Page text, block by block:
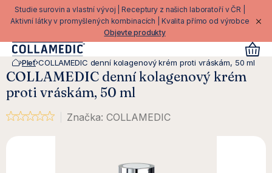
Přejít
na
Studie surovin a vlastní vývoj | Receptury z našich laboratoří v ČR |
Aktivní látky v promyšlených kombinacích | Kvalita přímo od výrobce
Objevte produkty
Domů
Pleť COLLAMEDIC denní kolagenový krém proti vráskám, 50 ml
COLLAMEDIC denní kolagenový krém
proti vráskám, 50 ml
Průměrné hodnocení produktu je 0,0 z 5 hvězdiček.
Značka:COLLAMEDIC